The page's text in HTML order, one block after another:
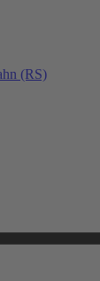
(RS)